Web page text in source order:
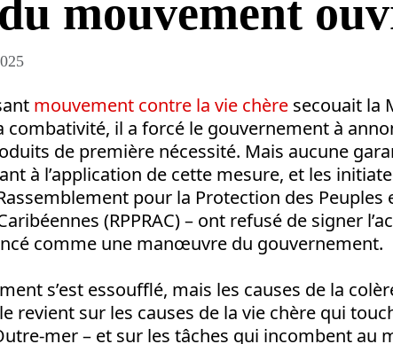
mouvement
mouvement contre la vie chère secouait la
combativité, il a forcé le gouvernement à
de première nécessité. Mais aucune
à l’application de cette mesure, et les
pour la Protection des Peuples
(RPPRAC) – ont refusé de signer
comme une manœuvre du gouvernement.
s’est essoufflé, mais les causes de la
revient sur les causes de la vie chère qui
mer – et sur les tâches qui incombent au